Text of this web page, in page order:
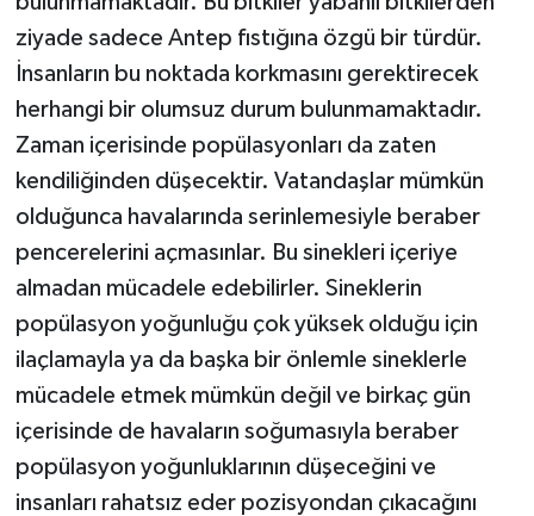
ziyade sadece Antep fıstığına özgü bir türdür.
İnsanların bu noktada korkmasını gerektirecek
herhangi bir olumsuz durum bulunmamaktadır.
Zaman içerisinde popülasyonları da zaten
kendiliğinden düşecektir. Vatandaşlar mümkün
olduğunca havalarında serinlemesiyle beraber
pencerelerini açmasınlar. Bu sinekleri içeriye
almadan mücadele edebilirler. Sineklerin
popülasyon yoğunluğu çok yüksek olduğu için
ilaçlamayla ya da başka bir önlemle sineklerle
mücadele etmek mümkün değil ve birkaç gün
içerisinde de havaların soğumasıyla beraber
popülasyon yoğunluklarının düşeceğini ve
insanları rahatsız eder pozisyondan çıkacağını